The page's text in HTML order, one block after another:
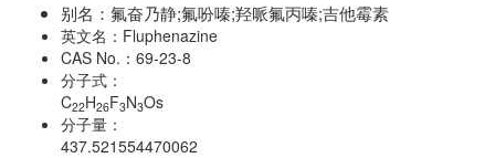
别名： 氟奋乃静;氟吩嗪;羟哌氟丙嗪;吉他霉素
英文名： Fluphenazine
CAS No.： 69-23-8
分子式：
C22H26F3N3Os
分子量：
437.521554470062